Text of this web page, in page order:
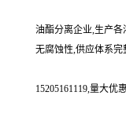
油酯分离企业,生产
无腐蚀性,供应体系完
15205161119,量大优惠